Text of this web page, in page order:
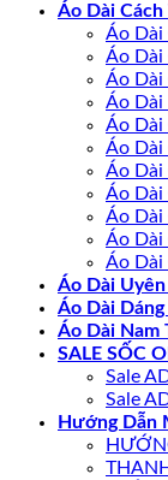
Áo Dài Cách
Áo Dài
Áo Dài
Áo Dài
Áo Dài
Áo Dài
Áo Dài
Áo Dài
Áo Dài
Áo Dài
Áo Dài
Áo Dài
Áo Dài
Áo Dài
Áo Dài Nam
SALE SỐC
Sale
Sale
Hướng Dẫn